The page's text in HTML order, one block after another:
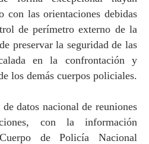
con las orientaciones debidas
de perímetro externo de la
preservar la seguridad de las
en la confrontación y
los demás cuerpos policiales.
datos nacional de reuniones
con la información
de Policía Nacional